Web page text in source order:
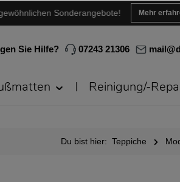
Sonderangebote! Mehr
Sie Hilfe? 07243 21306
Reinigung/-
Du bist hier: Teppiche